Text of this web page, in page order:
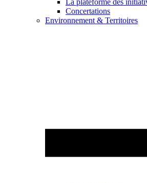
La plateforme des
Concertations
Environnement & Territoires